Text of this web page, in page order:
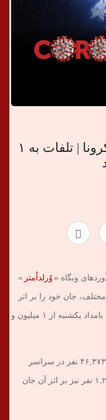
آخرین آمار از شیوع جهانی کرونا | تلفات به ۱
وبگاه «وُرلداُمتر »
جان خود را بر اثر
ابتلا به ویروس «کووید۱۹» از دست داده‌اند، بامداد یکشنبه از ۱ میلیون و
بر این اساس تا لحظه نگارش این خبر ۴۶,۳۷۳,۷۷۷ نفر در سراسر
جهان به این ویروس مبتلا شده‌اند و ۱,۲۰۰,۱۹۳ نفر نیز بر اثر آن جان